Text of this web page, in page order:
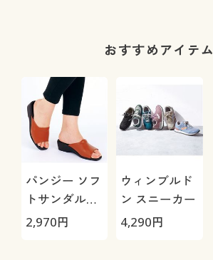
おすすめアイテム
パンジー ソフ
トサンダル
(6810)/日本製
2,970円
ウィンブルド
ン スニーカー
4,290円